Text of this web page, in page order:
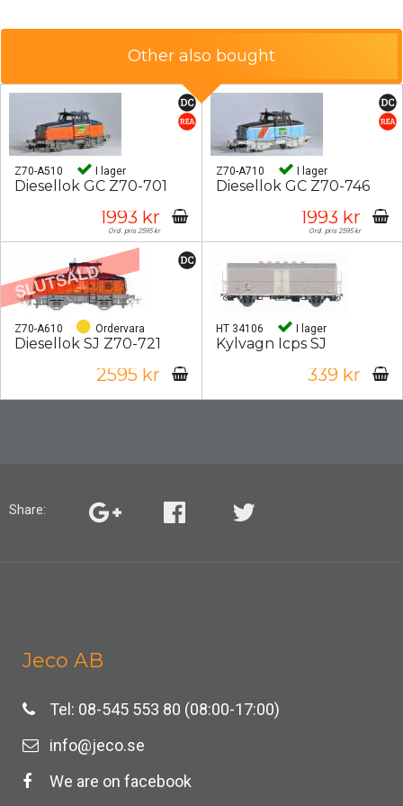
Other also bought
Z70-A510 I lager
Diesellok GC Z70-701
1993 kr
Ord. pris 2595 kr
Z70-A710 I lager
Diesellok GC Z70-746
1993 kr
Ord. pris 2595 kr
Z70-A610 Ordervara
Diesellok SJ Z70-721
2595 kr
HT 34106 I lager
Kylvagn Icps SJ
339 kr
Share:
Jeco AB
Tel: 08-545 553 80 (08:00-17:00)
info@jeco.se
We are on facebook